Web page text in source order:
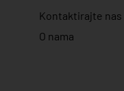
Kontaktirajte nas
O nama